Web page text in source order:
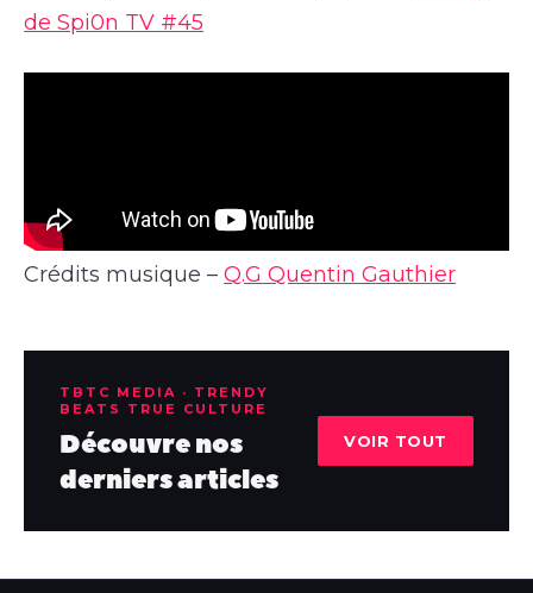
de Spi0n TV #45
Crédits musique –Q.G Quentin Gauthier
TBTC MEDIA · TRENDY
BEATS TRUE CULTURE
Découvre nos
derniers articles
VOIR TOUT